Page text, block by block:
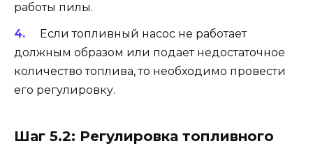
работы пилы.
Если топливный насос не работает
должным образом или подает недостаточное
количество топлива, то необходимо провести
его регулировку.
Шаг 5.2: Регулировка топливного